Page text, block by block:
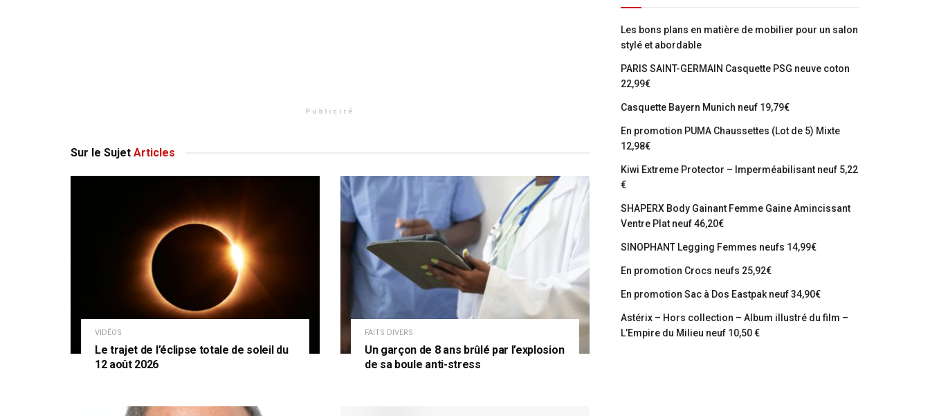
Publicité
Sur le Sujet Articles
VIDÉOS
Le trajet de l’éclipse totale de soleil du
12 août 2026
FAITS DIVERS
Un garçon de 8 ans brûlé par l’explosion
de sa boule anti-stress
Les bons plans en matière de mobilier pour un salon
stylé et abordable
PARIS SAINT-GERMAIN Casquette PSG neuve coton
22,99€
Casquette Bayern Munich neuf 19,79€
En promotion PUMA Chaussettes (Lot de 5) Mixte
12,98€
Kiwi Extreme Protector – Imperméabilisant neuf 5,22
€
SHAPERX Body Gainant Femme Gaine Amincissant
Ventre Plat neuf 46,20€
SINOPHANT Legging Femmes neufs 14,99€
En promotion Crocs neufs 25,92€
En promotion Sac à Dos Eastpak neuf 34,90€
Astérix – Hors collection – Album illustré du film –
L’Empire du Milieu neuf 10,50 €